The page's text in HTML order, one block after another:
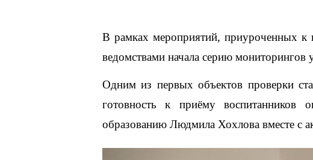
В рамках мероприятий, приуроченных к
ведомствами начала серию мониторингов
Одним из первых объектов проверки
готовность к приёму воспитанников
образованию Людмила Хохлова вместе с